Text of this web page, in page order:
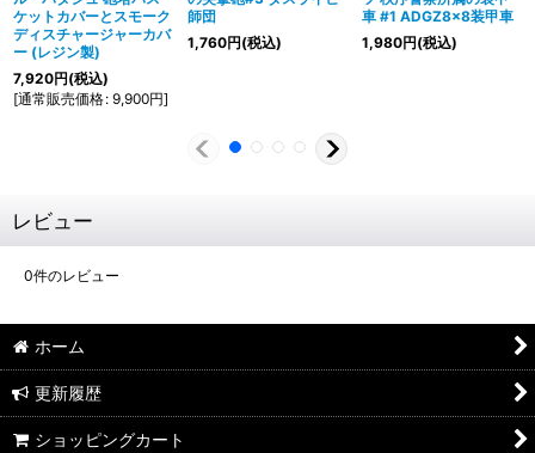
ケットカバーとスモーク
ディスチャージャーカバ
ー (レジン製)
7,920円(税込)
[通常販売価格: 9,900円]
師団
1,760円(税込)
車 #1 ADGZ8×8装甲車
1,980円(税込)
レビュー
0件のレビュー
ホーム
更新履歴
ショッピングカート